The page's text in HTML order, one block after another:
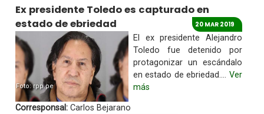
Ex presidente Toledo es capturado en
estado de ebriedad
20 MAR 2019
Foto: rpp.pe
El ex presidente Alejandro
Toledo fue detenido por
protagonizar un escándalo
en estado de ebriedad.... Ver
más
Corresponsal:Carlos Bejarano